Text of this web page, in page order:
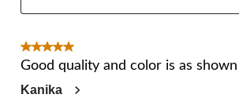
5 étoile(s) sur 5.
Good quality and color is as shown
Kanika